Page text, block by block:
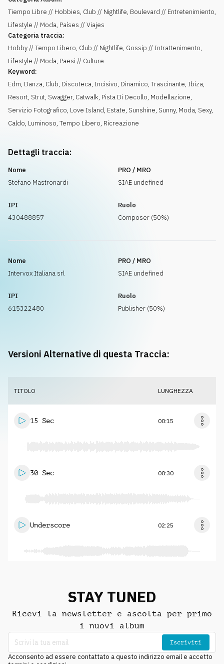
Tiempo Libre // Hobbies, Club // Nightlife, Boulevard // Entretenimiento,
Lifestyle // Moda, Países // Viajes
Categoria traccia:
Hobby // Tempo Libero, Club // Nightlife, Gossip // Intrattenimento,
Lifestyle // Moda, Paesi // Culture
Keyword:
Edm, Danza, Club, Discoteca, Incisivo, Dinamico, Trascinante, Ibiza,
Resort, Strut, Swagger, Catwalk, Pista Di Decollo, Modellazione,
Servizio Fotografico, Love Island, Estate, Sunshine, Sunny, Moda, Sexy,
Caldo, Luminoso, Tempo Libero, Ricreazione
Dettagli traccia:
Nome
Stefano Mastronardi
PRO / MRO
SIAE undefined
IPI
430488857
Ruolo
Composer (50%)
Nome
Intervox Italiana srl
PRO / MRO
SIAE undefined
IPI
615322480
Ruolo
Publisher (50%)
Versioni Alternative di questa Traccia:
TITOLO LUNGHEZZA
15 Sec 00:15
30 Sec 00:30
Underscore 02:25
STAY TUNED
Ricevi la newsletter e ascolta per primo
i nuovi album
Iscriviti
Acconsento ad essere contattato a questo indirizzo email e accetto